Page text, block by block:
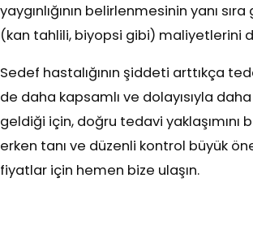
yaygınlığının belirlenmesinin yanı
(kan tahlili, biyopsi gibi) maliyetlerini
Sedef hastalığının şiddeti arttıkça
de daha kapsamlı ve dolayısıyla
geldiği için, doğru tedavi yaklaşımını
erken tanı ve düzenli kontrol büyük
fiyatlar için hemen bize ulaşın.